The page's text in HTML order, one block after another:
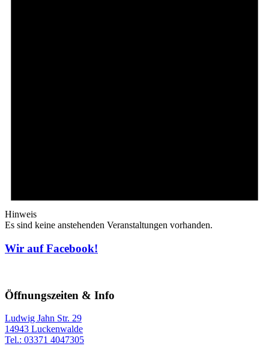
Hinweis
Es sind keine anstehenden Veranstaltungen vorhanden.
Wir auf Facebook!
Öffnungszeiten & Info
Ludwig Jahn Str. 29
14943 Luckenwalde
Tel.: 03371 4047305